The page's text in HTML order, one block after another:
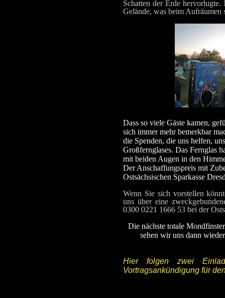
Schatten der Erde
Gelände, was beim
Dass so viele Gäste kamen,
sich immer mehr bemerkbar
die Spenden, die uns helfen,
Großfernglases. Das Fernglas
mit beiden Augen in den
Der Anschaffungspreis mit
Ostsächsischen Sparkasse
Wenn Sie sich vorstellen
uns über eine
0300 0221 1666 53 bei der
Die nächste totale
sehen wir uns dann
Hier folgen zwei
Vortragsankündigung für